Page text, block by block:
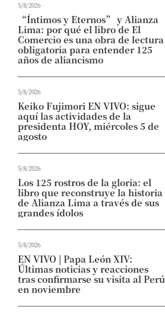
5/8/2026
“Íntimos y Eternos” y Alianza
Lima: por qué el libro de El
Comercio es una obra de lectura
obligatoria para entender 125
años de aliancismo
5/8/2026
Keiko Fujimori EN VIVO: sigue
aquí las actividades de la
presidenta HOY, miércoles 5 de
agosto
5/8/2026
Los 125 rostros de la gloria: el
libro que reconstruye la historia
de Alianza Lima a través de sus
grandes ídolos
5/8/2026
EN VIVO | Papa León XIV:
Últimas noticias y reacciones
tras confirmarse su visita al Perú
en noviembre